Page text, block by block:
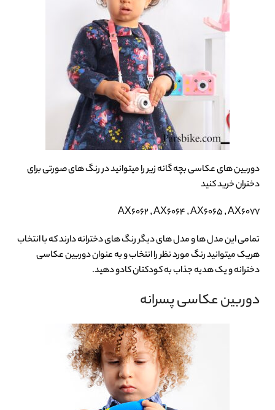
دوربین های عکاسی بچه گانه زیر را میتوانید در رنگ های صورتی برای
دختران خرید کنید
AX6062 , AX6064 , AX6065 , AX6077
تمامی این مدل ها و مدل های دیگر رنگ های دخترانه دارند که با انتخاب
هریک میتوانید رنگ مورد نظر را انتخاب و به عنوان دوربین عکاسی
دخترانه و یک هدیه جذاب به کودکتان کادو دهید.
دوربین عکاسی پسرانه